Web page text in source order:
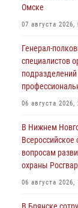
Омске
07 августа 2026,
Генерал-
специалистов
06 августа 2026,
В Нижнем
вопросам
охраны
06 августа 2026,